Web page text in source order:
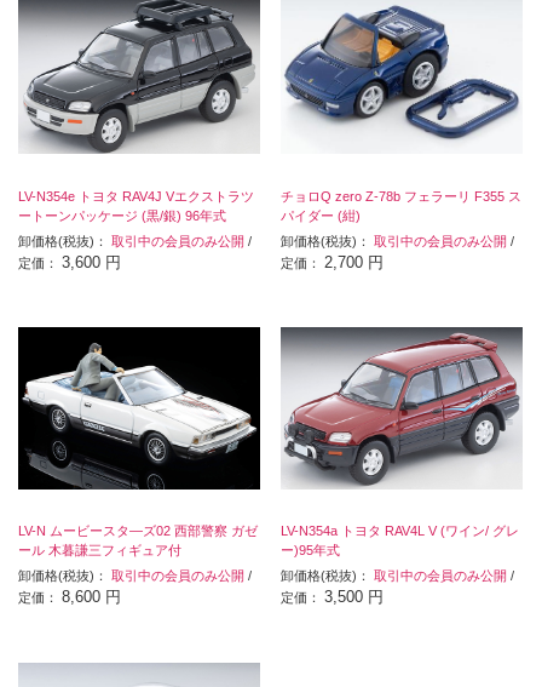
LV-N354e トヨタ RAV4J Vエクストラツ
ートーンパッケージ (黒/銀) 96年式
卸価格(税抜)： 取引中の会員のみ公開 /
定価： 3,600 円
チョロQ zero Z-78b フェラーリ F355 ス
パイダー (紺)
卸価格(税抜)：取引中の会員のみ公開 /
定価： 2,700 円
LV-N ムービースタ―ズ02 西部警察 ガゼ
ール 木暮謙三フィギュア付
卸価格(税抜)： 取引中の会員のみ公開 /
定価： 8,600 円
LV-N354a トヨタ RAV4L V (ワイン/ グレ
ー)95年式
卸価格(税抜)：取引中の会員のみ公開 /
定価：3,500 円